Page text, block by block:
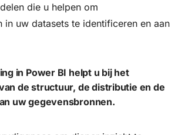
die u helpen om
in uw datasets te identificeren en aan
in Power BI helpt u bij het
de structuur, de distributie en de
uw gegevensbronnen.